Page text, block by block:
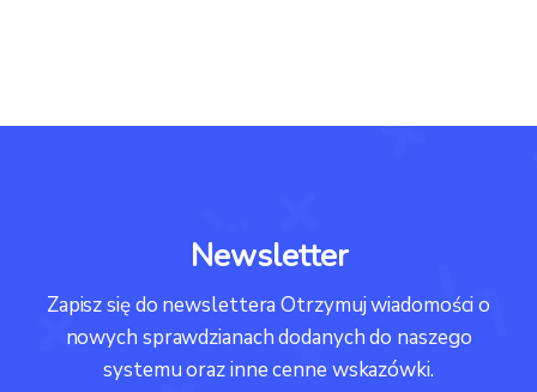
Newsletter
Zapisz się do newslettera Otrzymuj wiadomości o
nowych sprawdzianach dodanych do naszego
systemu oraz inne cenne wskazówki.